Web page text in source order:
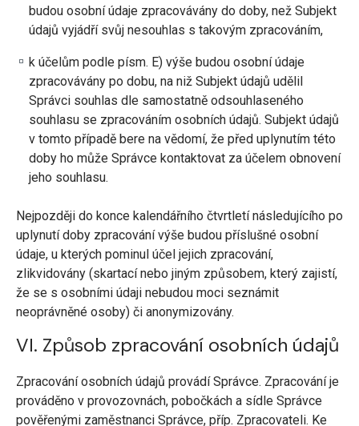
budou osobní údaje zpracovávány do doby, než Subjekt
údajů vyjádří svůj nesouhlas s takovým zpracováním,
k účelům podle písm. E) výše budou osobní údaje
zpracovávány po dobu, na niž Subjekt údajů udělil
Správci souhlas dle samostatně odsouhlaseného
souhlasu se zpracováním osobních údajů. Subjekt údajů
v tomto případě bere na vědomí, že před uplynutím této
doby ho může Správce kontaktovat za účelem obnovení
jeho souhlasu.
Nejpozději do konce kalendářního čtvrtletí následujícího po
uplynutí doby zpracování výše budou příslušné osobní
údaje, u kterých pominul účel jejich zpracování,
zlikvidovány (skartací nebo jiným způsobem, který zajistí,
že se s osobními údaji nebudou moci seznámit
neoprávněné osoby) či anonymizovány.
VI. Způsob zpracování osobních údajů
Zpracování osobních údajů provádí Správce. Zpracování je
prováděno v provozovnách, pobočkách a sídle Správce
pověřenými zaměstnanci Správce, příp. Zpracovateli. Ke